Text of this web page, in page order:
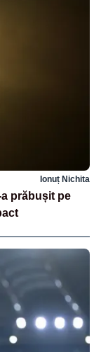
Ionuț Nichita
prăbușit pe